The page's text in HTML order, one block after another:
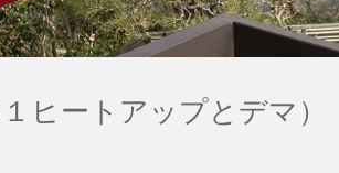
ヒートアップとデマ）